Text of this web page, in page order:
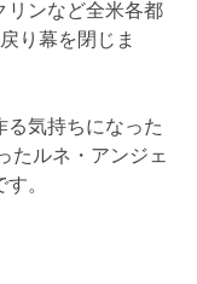
リンなど全米各都
り幕を閉じま
る気持ちになった
たルネ・アンジェ
。